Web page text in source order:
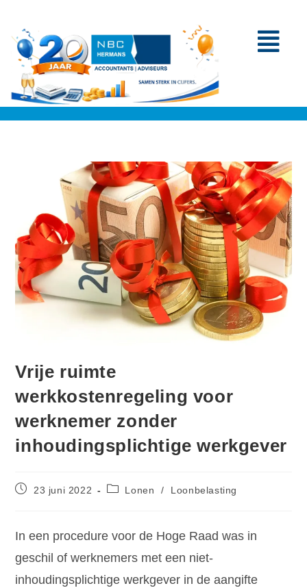
Vrije ruimte
werkkostenregeling voor
werknemer zonder
inhoudingsplichtige werkgever
23 juni 2022 Lonen / Loonbelasting
In een procedure voor de Hoge Raad was in
geschil of werknemers met een niet-
inhoudingsplichtige werkgever in de aangifte